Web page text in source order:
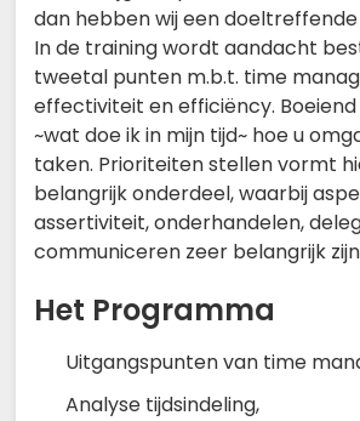
dan hebben wij een
In de training wordt aandacht
tweetal punten m.b.t. time
effectiviteit en efficiëncy.
~wat doe ik in mijn tijd~ hoe u
taken. Prioriteiten stellen vormt
belangrijk onderdeel, waarbij
assertiviteit, onderhandelen,
communiceren zeer belangrijk
Het Programma
Uitgangspunten van time
Analyse tijdsindeling,